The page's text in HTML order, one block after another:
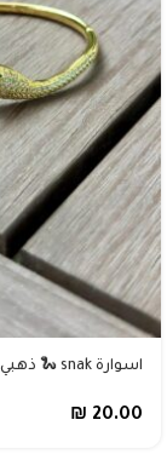
اسوارة snak 🐍 ذهبي
₪ 20.00